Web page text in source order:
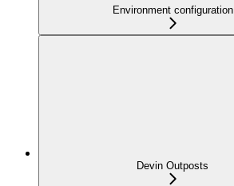
Environment configuration
Devin Outposts